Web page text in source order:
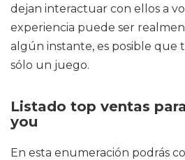
dejan interactuar con ellos a
experiencia puede ser
algún instante, es posible que
sólo un juego.
Listado top ventas
you
En esta enumeración podrás